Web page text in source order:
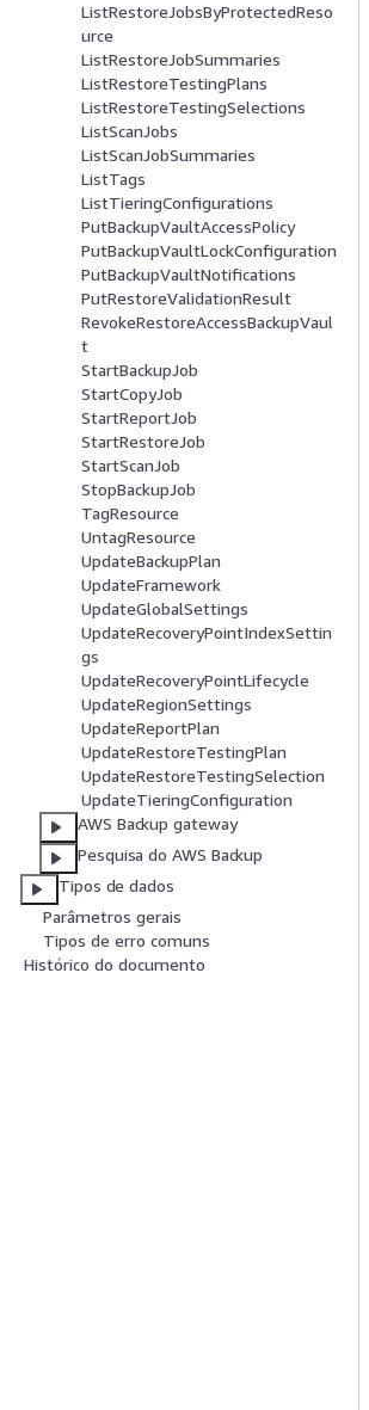
ListRestoreJobsByProtectedReso
urce
ListRestoreJobSummaries
ListRestoreTestingPlans
ListRestoreTestingSelections
ListScanJobs
ListScanJobSummaries
ListTags
ListTieringConfigurations
PutBackupVaultAccessPolicy
PutBackupVaultLockConfiguration
PutBackupVaultNotifications
PutRestoreValidationResult
RevokeRestoreAccessBackupVaul
t
StartBackupJob
StartCopyJob
StartReportJob
StartRestoreJob
StartScanJob
StopBackupJob
TagResource
UntagResource
UpdateBackupPlan
UpdateFramework
UpdateGlobalSettings
UpdateRecoveryPointIndexSettin
gs
UpdateRecoveryPointLifecycle
UpdateRegionSettings
UpdateReportPlan
UpdateRestoreTestingPlan
UpdateRestoreTestingSelection
UpdateTieringConfiguration
AWS Backup gateway
Pesquisa do AWS Backup
Tipos de dados
Parâmetros gerais
Tipos de erro comuns
Histórico do documento